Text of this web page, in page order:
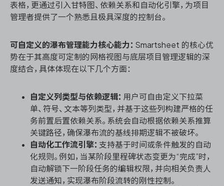
表格，更通过引入甘特图、依赖关系和自动化引擎，为项目
管理者提供了一个熟悉且极具深度的控制台。
可自定义的瀑布管理能力核心能力： Smartsheet 的核心优
势在于其高度可定制的网格视图与底层项目管理逻辑的深
度结合，具体体现在以下几个方面：
自定义列类型与依赖逻辑： 用户可自由定义下拉菜
单、符号、文本等列类型，并基于这些列构建严格的任
务前置后置依赖关系。系统会自动根据依赖关系推算
关键路径，确保瀑布流的基线排期逻辑不被破坏。
自动化工作流引擎： 支持基于时间或条件触发的自动
化规则。例如，当某阶段里程碑状态变更为“完成”时，
自动解锁下一阶段任务的编辑权限，并向相关负责人
发送通知，实现瀑布阶段流转的刚性控制。